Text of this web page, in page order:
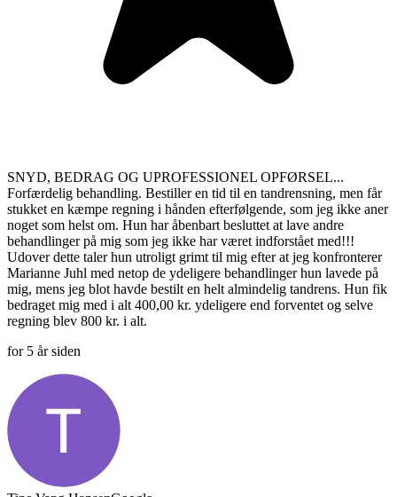
SNYD, BEDRAG OG UPROFESSIONEL OPFØRSEL...
Forfærdelig behandling. Bestiller en tid til en tandrensning, men får
stukket en kæmpe regning i hånden efterfølgende, som jeg ikke aner
noget som helst om. Hun har åbenbart besluttet at lave andre
behandlinger på mig som jeg ikke har været indforstået med!!!
Udover dette taler hun utroligt grimt til mig efter at jeg konfronterer
Marianne Juhl med netop de ydeligere behandlinger hun lavede på
mig, mens jeg blot havde bestilt en helt almindelig tandrens. Hun fik
bedraget mig med i alt 400,00 kr. ydeligere end forventet og selve
regning blev 800 kr. i alt.
for 5 år siden